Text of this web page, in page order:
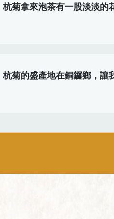
杭菊拿來泡茶有一股淡淡的
杭菊的盛產地在銅鑼鄉，讓